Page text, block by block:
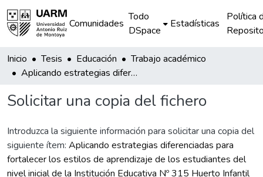
Comunidades
Todo
DSpace
Estadísticas
Política
Inicio Tesis Educación
Trabajo académico
Aplicando estrategias diferenciadas para fortalecer los estilos de aprendizaje de los estudiantes del nivel inicial de la Institución Educativa Nº 315 Huerto Infantil
Solicitar una copia del fichero
Introduzca la siguiente información para solicitar una copia del
siguiente ítem: Aplicando estrategias diferenciadas para
fortalecer los estilos de aprendizaje de los estudiantes del
nivel inicial de la Institución Educativa Nº 315 Huerto Infantil